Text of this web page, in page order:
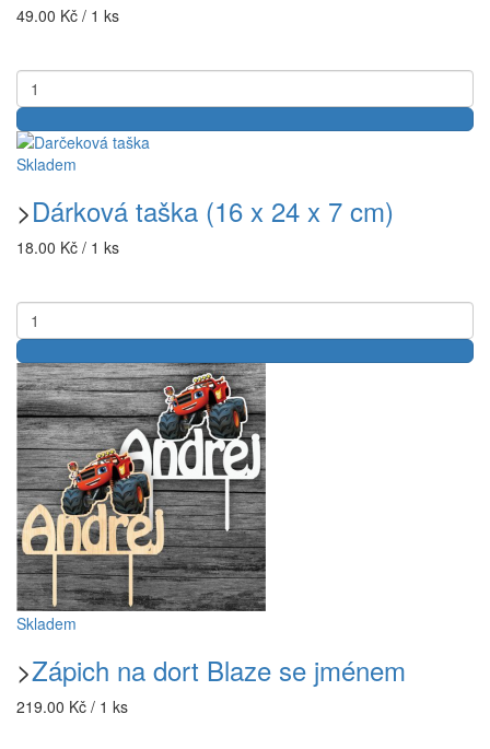
49.00 Kč / 1 ks
Skladem
>Dárková taška (16 x 24 x 7 cm)
18.00 Kč / 1 ks
Skladem
>Zápich na dort Blaze se jménem
219.00 Kč / 1 ks